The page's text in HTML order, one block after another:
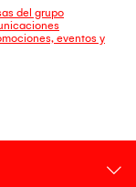
del grupo
eventos y